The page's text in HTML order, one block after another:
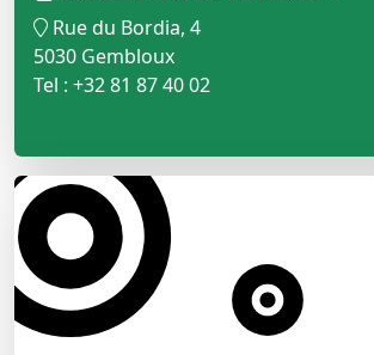
Rue du Bordia, 4
5030 Gembloux
Tel : +32 81 87 40 02